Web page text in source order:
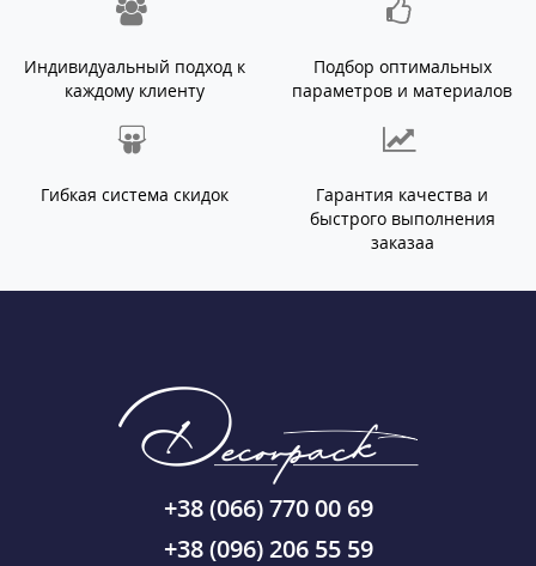
Индивидуальный подход к
каждому клиенту
Подбор оптимальных
параметров и материалов
Гибкая система скидок
Гарантия качества и
быстрого выполнения
заказаа
+38 (066) 770 00 69
+38 (096) 206 55 59